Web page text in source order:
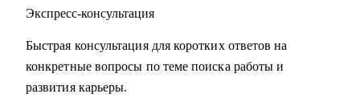
Экспресс-консультация
Быстрая консультация для коротких ответов на
конкретные вопросы по теме поиска работы и
развития карьеры.